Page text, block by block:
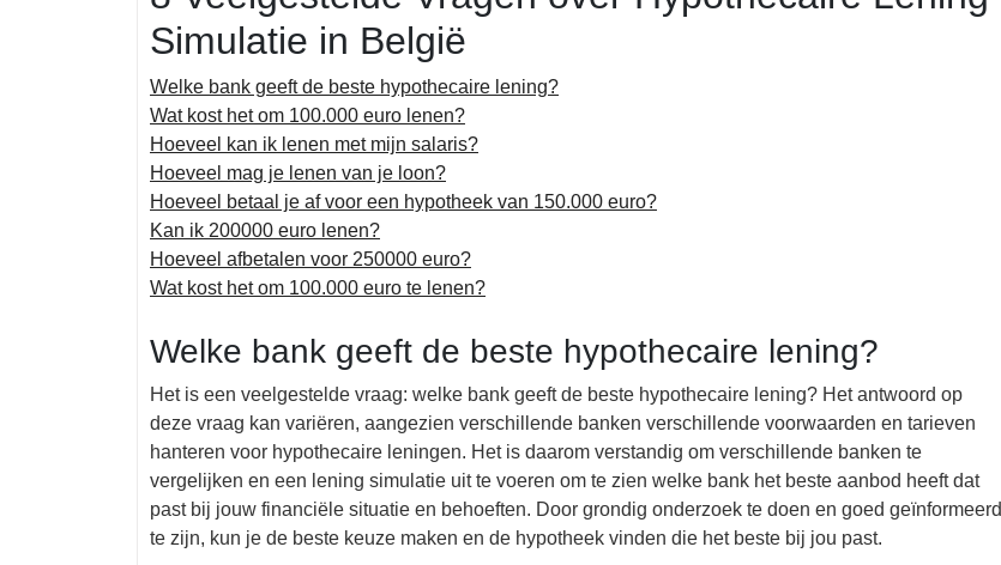
Simulatie in België
Welke bank geeft de beste hypothecaire lening?
Wat kost het om 100.000 euro lenen?
Hoeveel kan ik lenen met mijn salaris?
Hoeveel mag je lenen van je loon?
Hoeveel betaal je af voor een hypotheek van 150.000 euro?
Kan ik 200000 euro lenen?
Hoeveel afbetalen voor 250000 euro?
Wat kost het om 100.000 euro te lenen?
Welke bank geeft de beste hypothecaire lening?
Het is een veelgestelde vraag: welke bank geeft de beste hypothecaire lening? Het antwoord op
deze vraag kan variëren, aangezien verschillende banken verschillende voorwaarden en tarieven
hanteren voor hypothecaire leningen. Het is daarom verstandig om verschillende banken te
vergelijken en een lening simulatie uit te voeren om te zien welke bank het beste aanbod heeft dat
past bij jouw financiële situatie en behoeften. Door grondig onderzoek te doen en goed geïnformeerd
te zijn, kun je de beste keuze maken en de hypotheek vinden die het beste bij jou past.